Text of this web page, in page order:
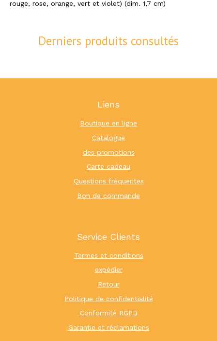
rouge, rose, orange, vert et violet) (dim. 1,7 cm)
Derniers produits consultés
Liens
Boutique en ligne
Catalogue
des promotions
Carte cadeau
Questions fréquentes
Bon de commande
Service Clients
Termes et conditions
expédier
Retour
Politique de confidentialité
Conformité RGPD
Garantie et réclamations